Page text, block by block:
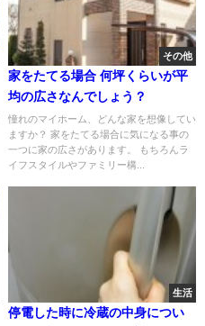
その他
家をたてる場合 何坪くらいが平
均の広さなんでしょう？
憧れのマイホーム、どんな家を想像してい
ますか？ 家をたてる場合に気になる事の
一つに家の広さがあります。 もちろんラ
イフスタイルやファミリー構...
生活
停電した時に冷蔵の中身につい